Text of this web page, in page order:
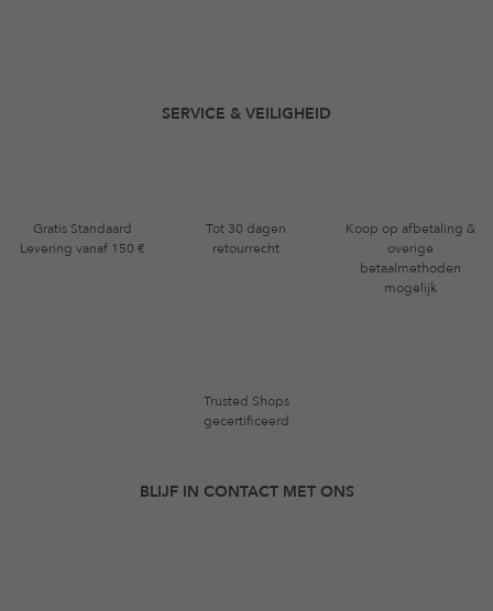
SERVICE & VEILIGHEID
Gratis Standaard
Levering vanaf 150 €
Tot 30 dagen
retourrecht
Koop op afbetaling &
overige
betaalmethoden
mogelijk
Trusted Shops
gecertificeerd
BLIJF IN CONTACT MET ONS